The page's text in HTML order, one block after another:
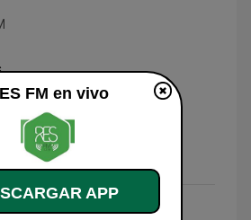
Últimos 30 días
On a Dream
FM en vivo
APP